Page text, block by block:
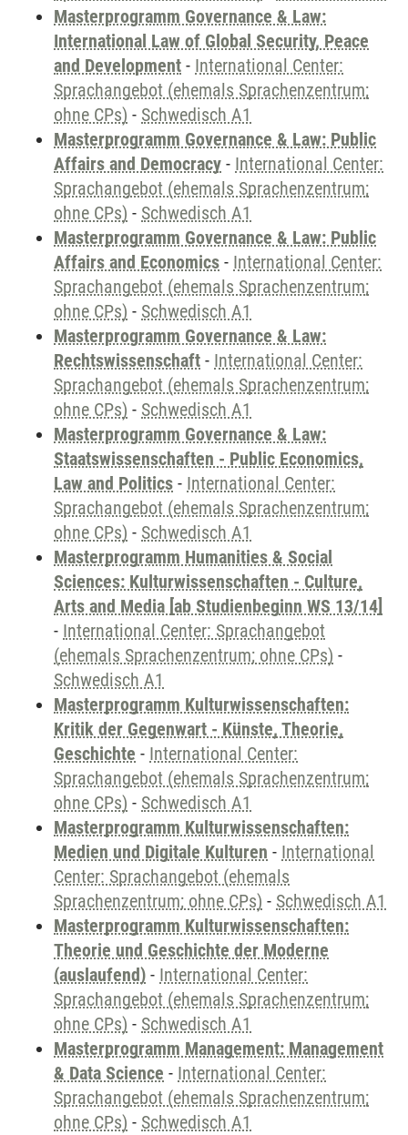
Masterprogramm Governance & Law:
International Law of Global Security, Peace
and Development - International Center:
Sprachangebot (ehemals Sprachenzentrum;
ohne CPs) - Schwedisch A1
Masterprogramm Governance & Law: Public
Affairs and Democracy - International Center:
Sprachangebot (ehemals Sprachenzentrum;
ohne CPs) - Schwedisch A1
Masterprogramm Governance & Law: Public
Affairs and Economics - International Center:
Sprachangebot (ehemals Sprachenzentrum;
ohne CPs) - Schwedisch A1
Masterprogramm Governance & Law:
Rechtswissenschaft - International Center:
Sprachangebot (ehemals Sprachenzentrum;
ohne CPs) - Schwedisch A1
Masterprogramm Governance & Law:
Staatswissenschaften - Public Economics,
Law and Politics - International Center:
Sprachangebot (ehemals Sprachenzentrum;
ohne CPs) - Schwedisch A1
Masterprogramm Humanities & Social
Sciences: Kulturwissenschaften - Culture,
Arts and Media [ab Studienbeginn WS 13/14]
- International Center: Sprachangebot
(ehemals Sprachenzentrum; ohne CPs) -
Schwedisch A1
Masterprogramm Kulturwissenschaften:
Kritik der Gegenwart - Künste, Theorie,
Geschichte - International Center:
Sprachangebot (ehemals Sprachenzentrum;
ohne CPs) - Schwedisch A1
Masterprogramm Kulturwissenschaften:
Medien und Digitale Kulturen - International
Center: Sprachangebot (ehemals
Sprachenzentrum; ohne CPs) - Schwedisch A1
Masterprogramm Kulturwissenschaften:
Theorie und Geschichte der Moderne
(auslaufend) - International Center:
Sprachangebot (ehemals Sprachenzentrum;
ohne CPs) - Schwedisch A1
Masterprogramm Management: Management
& Data Science - International Center:
Sprachangebot (ehemals Sprachenzentrum;
ohne CPs) - Schwedisch A1